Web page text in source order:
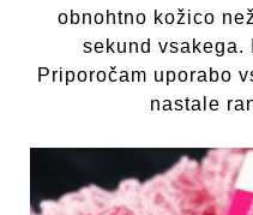
obnohtno kožico
sekund vsakega.
Priporočam uporabo
nastale